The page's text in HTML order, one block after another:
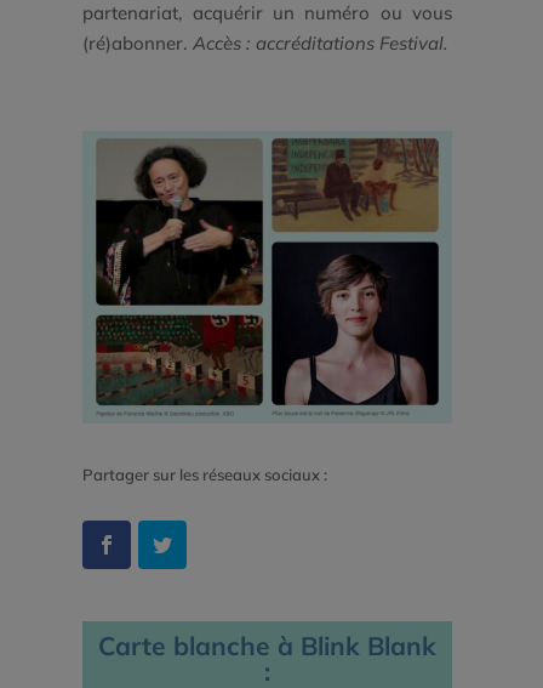
partenariat, acquérir un numéro ou vous
(ré)abonner.Accès : accréditations Festival.
Partager sur les réseaux sociaux :
Carte blanche à Blink Blank
: